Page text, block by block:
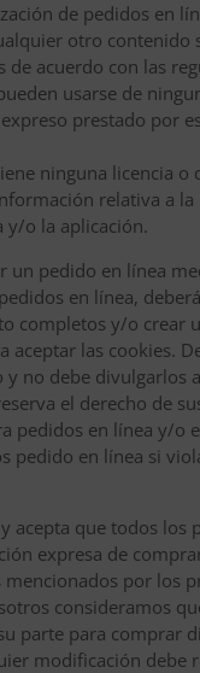
de pedidos en
otro contenido
de acuerdo con las
usarse de
prestado por
ninguna licencia o
relativa a la
y/o la aplicación.
un pedido en línea
en línea,
completos y/o crear
aceptar las cookies.
y no debe divulgarlos
el derecho de
pedidos en línea y/o
pedido en línea si
acepta que todos los
expresa de
por los
consideramos
parte para comprar
modificación debe